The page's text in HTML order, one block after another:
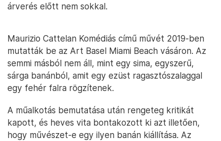
árverés előtt nem sokkal.
Maurizio Cattelan Komédiás című művét 2019-ben
mutatták be az Art Basel Miami Beach vásáron. Az
semmi másból nem áll, mint egy sima, egyszerű,
sárga banánból, amit egy ezüst ragasztószalaggal
egy fehér falra rögzítenek.
A műalkotás bemutatása után rengeteg kritikát
kapott, és heves vita bontakozott ki azt illetően,
hogy művészet-e egy ilyen banán kiállítása. Az